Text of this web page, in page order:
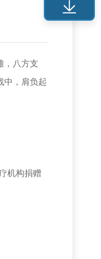
，八方支
中，肩负起
机构捐赠